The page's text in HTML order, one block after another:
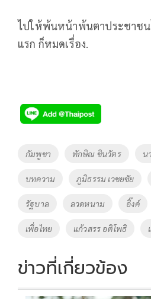
ไปให้พ้นหน้าพ้นตาประชาชน
แรก ก็หมดเรื่อง.
Tags
กัมพูชา ทักษิณ ชินวัตร น
บทความ ภูมิธรรม เวชยชัย
รัฐบาล ลวดหนาม อิ๊งค์
เพื่อไทย แก้วสรร อติโพธิ
ข่าวที่เกี่ยวข้อง